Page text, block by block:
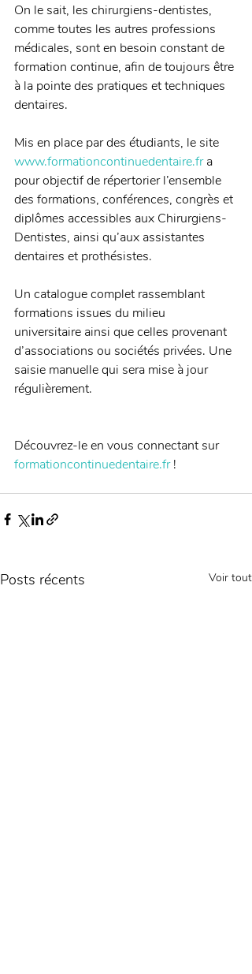
On le sait, les chirurgiens-dentistes,
comme toutes les autres professions
médicales, sont en besoin constant de
formation continue, afin de toujours être
à la pointe des pratiques et techniques
dentaires.
Mis en place par des étudiants, le site
www.formationcontinuedentaire.fr a
pour objectif de répertorier l’ensemble
des formations, conférences, congrès et
diplômes accessibles aux Chirurgiens-
Dentistes, ainsi qu’aux assistantes
dentaires et prothésistes.
Un catalogue complet rassemblant
formations issues du milieu
universitaire ainsi que celles provenant
d’associations ou sociétés privées. Une
saisie manuelle qui sera mise à jour
régulièrement.
Découvrez-le en vous connectant sur
formationcontinuedentaire.fr !
Posts récents Voir tout